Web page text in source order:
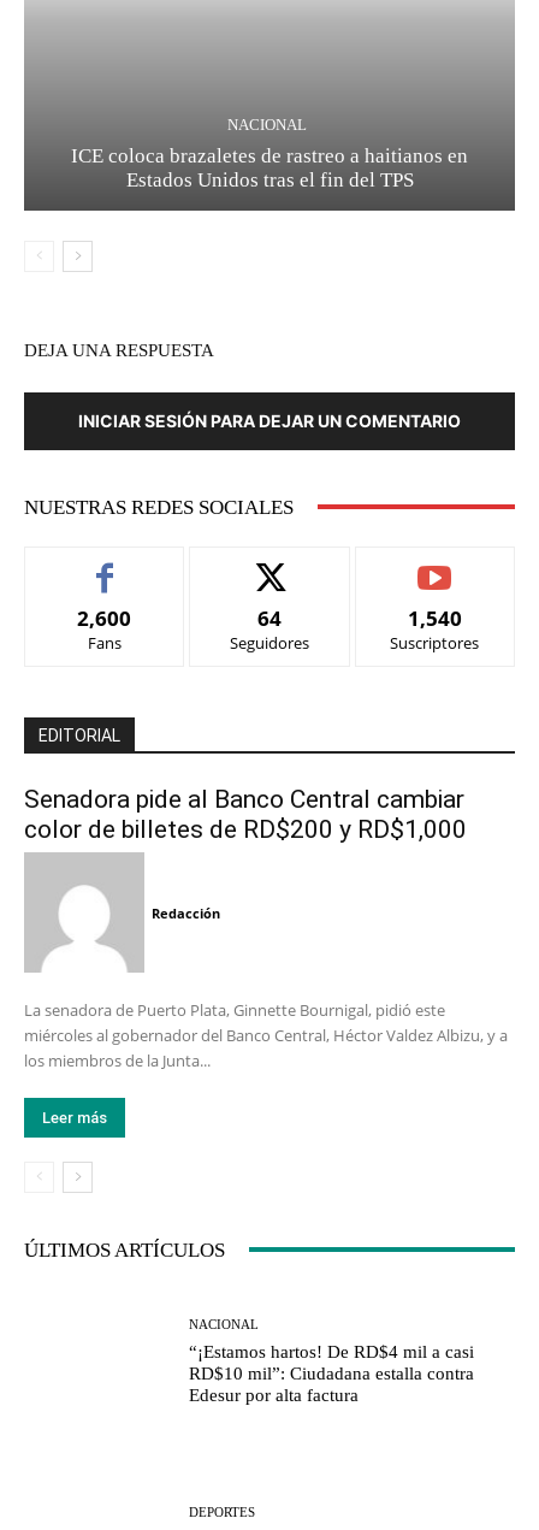
NACIONAL
ICE coloca brazaletes de rastreo a haitianos en
Estados Unidos tras el fin del TPS
DEJA UNA RESPUESTA
INICIAR SESIÓN PARA DEJAR UN COMENTARIO
NUESTRAS REDES SOCIALES
2,600
Fans
64
Seguidores
1,540
Suscriptores
EDITORIAL
Senadora pide al Banco Central cambiar
color de billetes de RD$200 y RD$1,000
Redacción
La senadora de Puerto Plata, Ginnette Bournigal, pidió este
miércoles al gobernador del Banco Central, Héctor Valdez Albizu, y a
los miembros de la Junta...
Leer más
ÚLTIMOS ARTÍCULOS
NACIONAL
“¡Estamos hartos! De RD$4 mil a casi
RD$10 mil”: Ciudadana estalla contra
Edesur por alta factura
DEPORTES